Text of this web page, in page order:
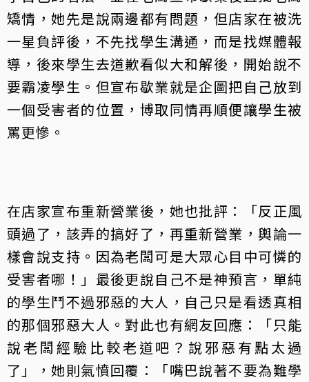
矯情，她先是說兩邊都有問題，但店家在被洗
一星負評後，不先找學生溝通，而是找媒體報
導，後來學生去道歉看似大和解後，開始說不
要霸凌學生。但宣布歇業就是企圖把自己放到
一個受害者的位置，博取同情再順便讓學生被
罵更慘。
在店家宣布重新營業後，她也批評：「反正風
頭過了，該弄的搞好了，再重新營業，輿論一
樣會說支持。因為老闆可是大眾心目中可憐的
受害者哪！」最後更說自己不是神預言，單純
的學生鬥不過邪惡的大人，自己只是看透真相
的那個邪惡大人。對此也有網友回應：「只能
說老闆經驗比較老道吧？說邪惡有點太過
了」，她則氣憤回覆：「嘴巴說著不要為難學